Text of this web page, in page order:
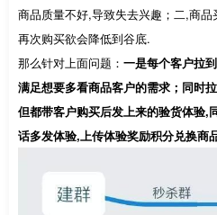
商品质量不好,导致失去兴趣；二,商
再次购买欲会降低到谷底.
那么针对上面问题： 一是每个客户拉
满足想要多看商品客户的需求；同时
但都带客户购买后发上来的验货体验,
话多发体验,上传体验奖励积分兑换商